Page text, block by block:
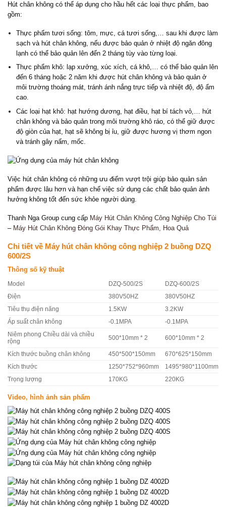
Hút chân không có thể áp dụng cho hầu hết các loại thực phẩm, bao
gồm:
Thực phẩm tươi sống: tôm, mực, cá tươi sống,… sau khi được làm
sạch và hút chân không, nếu được bảo quản ở nhiệt độ ngăn đông
lạnh có thể bảo quản lên đến 2 tháng tùy vào từng loại.
Thực phẩm khô: lạp xưởng, xúc xích, cá khô,… có thể bảo quản lên
đến 6 tháng hoặc 2 năm khi được hút chân không và bảo quản ở
môi trường thoáng mát, tránh ánh nắng trực tiếp và nhiệt độ, độ ẩm
cao.
Các loại hạt khô: hạt hướng dương, hạt điều, hạt bí tách vỏ,… hút
chân không và bảo quản trong môi trường khô ráo, có thể giữ được
độ giòn của hạt, hạt sẽ không bị ỉu, giữ được hương vị thơm ngon
và tránh gây nấm, mốc.
Việc hút chân không có những ưu điểm vượt trội giúp bảo quản sản
phẩm được lâu hơn và hạn chế việc sử dụng các chất bảo quản ảnh
hưởng không tốt đến sức khỏe người dùng.
Thanh Nga Group cung cấp Máy Hút Chân Không Công Nghiệp Cho Túi
– Máy Hút Chân Không Đóng Gói Khay Thực Phẩm, Hoa Quả
Chi tiết về Máy hút chân không công nghiệp 2 buồng DZQ
600/2S
Thông số kỹ thuật
Model DZQ-500/2S DZQ-600/2S
Điện 380V50HZ 380V50HZ
Tiêu thụ điện năng 1.5KW 3.2KW
Áp suất chân không -0.1MPA -0.1MPA
Niêm phong Chiều dài và chiều
rộng
500*10mm * 2 600*10mm * 2
Kích thước buồng chân không 450*500*150mm 670*625*150mm
Kích thước 1250*752*960mm 1495*980*1100mm
Trọng lượng 170KG 220KG
Video, hình ảnh sản phẩm